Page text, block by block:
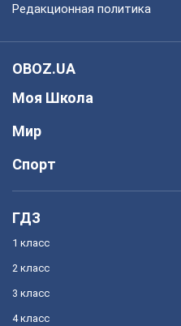
Редакционная политика
OBOZ.UA
Моя Школа
Мир
Спорт
ГДЗ
1 класс
2 класс
3 класс
4 класс